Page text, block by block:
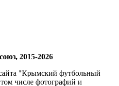
2015-2026
"Крымский футбольный
числе фотографий и